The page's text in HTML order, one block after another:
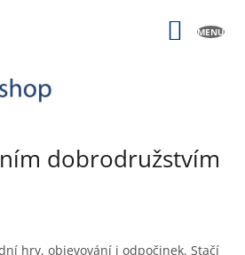
dobrodružstvím
hry, objevování i odpočinek. Stačí